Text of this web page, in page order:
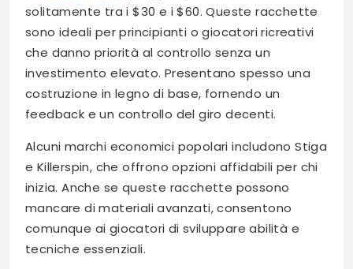
solitamente tra i $30 e i $60. Queste racchette
sono ideali per principianti o giocatori ricreativi
che danno priorità al controllo senza un
investimento elevato. Presentano spesso una
costruzione in legno di base, fornendo un
feedback e un controllo del giro decenti.
Alcuni marchi economici popolari includono Stiga
e Killerspin, che offrono opzioni affidabili per chi
inizia. Anche se queste racchette possono
mancare di materiali avanzati, consentono
comunque ai giocatori di sviluppare abilità e
tecniche essenziali.